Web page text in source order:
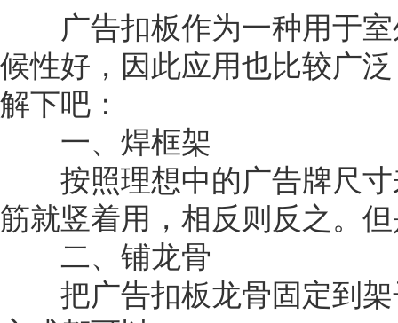
广告扣板作为一种用于室
候性好，因此应用也比较广
解下吧：
一、焊框架
按照理想中的广告牌尺寸
筋就竖着用，相反则反之。
二、铺龙骨
把广告扣板龙骨固定到架